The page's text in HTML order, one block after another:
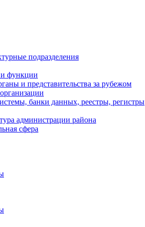
подразделения
функции
и представительства за рубежом
банки данных, реестры, регистры
администрации района
сфера